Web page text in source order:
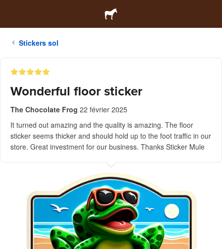
Stickers sol
Wonderful floor sticker
The Chocolate Frog 22 février 2025
It turned out amazing and the quality is amazing. The floor
sticker seems thicker and should hold up to the foot traffic in our
store. Great investment for our business. Thanks Sticker Mule